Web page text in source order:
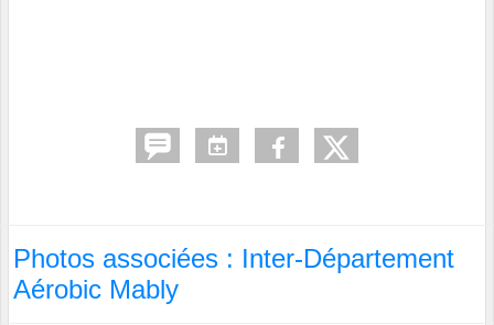
Photos associées : Inter-Département
Aérobic Mably